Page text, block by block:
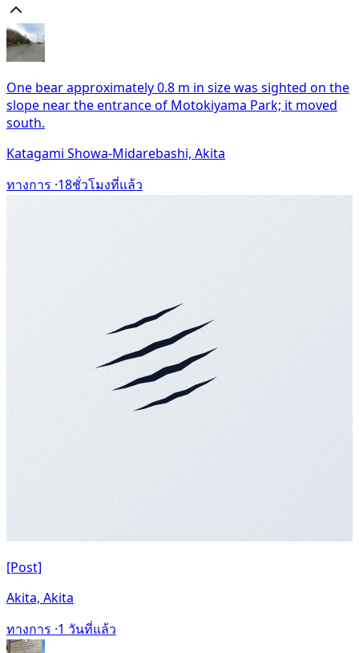
One bear approximately 0.8 m in size was sighted on the
slope near the entrance of Motokiyama Park; it moved
south.
Katagami Showa-Midarebashi, Akita
ทางการ ·18ชั่วโมงที่แล้ว
[Post]
Akita, Akita
ทางการ ·1 วันที่แล้ว